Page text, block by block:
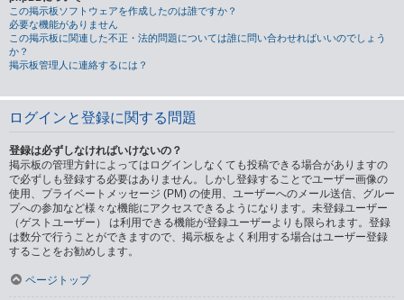
この掲示板ソフトウェアを作成したのは誰ですか？
必要な機能がありません
この掲示板に関連した不正・法的問題については誰に問い合わせればいいのでしょう
か？
掲示板管理人に連絡するには？
ログインと登録に関する問題
登録は必ずしなければいけないの？
掲示板の管理方針によってはログインしなくても投稿できる場合がありますの
で必ずしも登録する必要はありません。しかし登録することでユーザー画像の
使用、プライベートメッセージ (PM) の使用、ユーザーへのメール送信、グルー
プへの参加など様々な機能にアクセスできるようになります。未登録ユーザー
（ゲストユーザー） は利用できる機能が登録ユーザーよりも限られます。登録
は数分で行うことができますので、掲示板をよく利用する場合はユーザー登録
することをお勧めします。
ページトップ